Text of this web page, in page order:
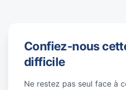
Confiez-nous
difficile
Ne restez pas seul face à